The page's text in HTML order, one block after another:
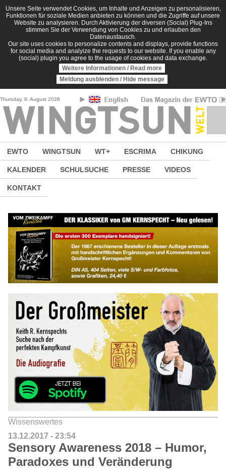
Direkt zum Inhalt
Unsere Seite verwendet Cookies, um Inhalte und Anzeigen zu personalisieren,
Funktionen für soziale Medien anbieten zu können und die Zugriffe auf unsere
Website zu analysieren. Durch Aktivierung der diversen (Social) Plug-Ins
stimmen Sie der Verwendung von Cookies zu und erlauben den
Datenaustausch.
Our site uses cookies to personalize contents and displays, provide functions
for social media and analyize the requests to our website. If you enable any
(social) plugin you agree to the usage of cookies and data exchange.
Weitere Informationen / Read more
Meldung ausblenden / Hide message
Thursday, 6. August 2026
EWTO WINGTSUN WT+ ESCRIMA CHIKUNG
KALENDER SCHULSUCHE PRESSE VIDEOS
KONTAKT
Wissenswertes
13.12.2017 - 23:54
Sensory Awareness 2018 – Humor,
Paradoxes und Veränderung